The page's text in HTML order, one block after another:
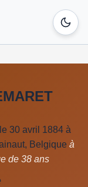
30 avril 1884 à
Belgique à
de 38 ans